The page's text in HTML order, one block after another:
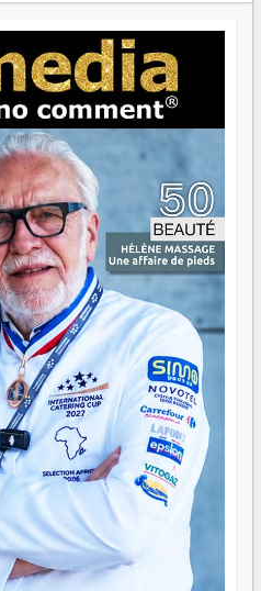
Alors oui, on pourrait
chez soi satisfait. Mais ce
essentielle. La fougue, ça
vite. Une flamme sans
qu'elle peut consumer. C'est
— pas pour reprendre le
où sont les récifs. Les jeunes
comme on dit. Ce
— c'est une question
mais aussi vos échecs.
— ils enseignent mieux que
la barque avance.
le monde rame dans le